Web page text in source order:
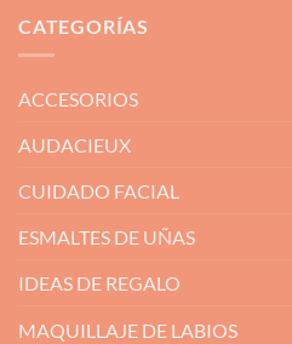
CATEGORÍAS
ACCESORIOS
AUDACIEUX
CUIDADO FACIAL
ESMALTES DE UÑAS
IDEAS DE REGALO
MAQUILLAJE DE LABIOS